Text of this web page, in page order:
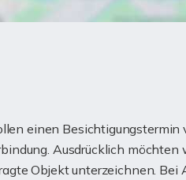
einen
Ausdrücklich
Objekt unterzeichnen.